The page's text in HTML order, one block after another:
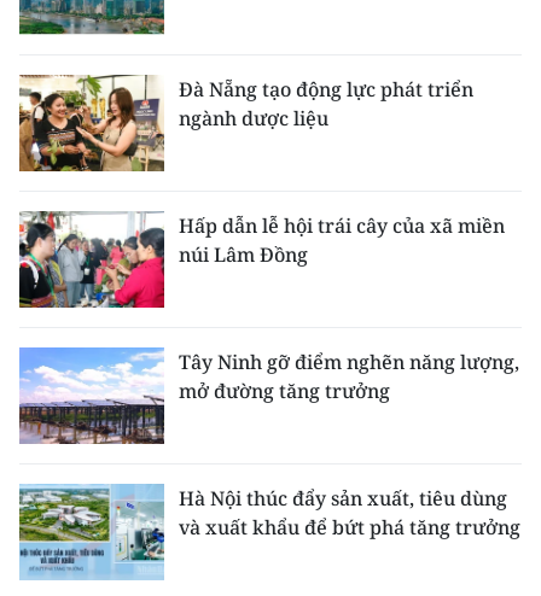
Đà Nẵng tạo động lực phát triển
ngành dược liệu
Hấp dẫn lễ hội trái cây của xã miền
núi Lâm Đồng
Tây Ninh gỡ điểm nghẽn năng lượng,
mở đường tăng trưởng
Hà Nội thúc đẩy sản xuất, tiêu dùng
và xuất khẩu để bứt phá tăng trưởng